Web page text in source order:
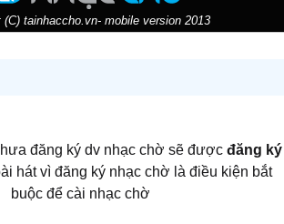
(C) tainhaccho.vn- mobile version 2013
đăng ký dv nhạc chờ sẽ được đăng ký
hát vì đăng ký nhạc chờ là điều kiện bắt
buộc để cài nhạc chờ